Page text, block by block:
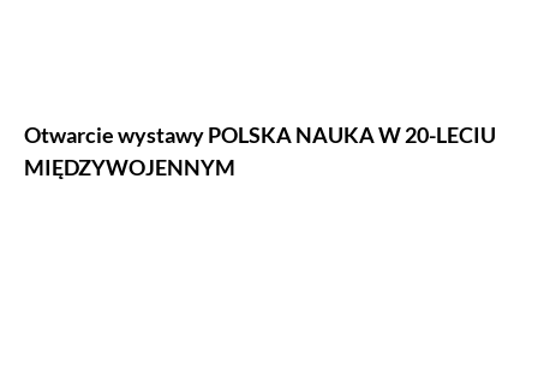
Otwarcie wystawy POLSKA NAUKA W 20-LECIU
MIĘDZYWOJENNYM